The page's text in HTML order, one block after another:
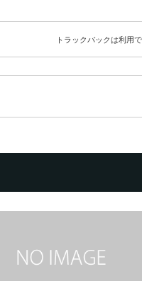
トラックバックは利用で